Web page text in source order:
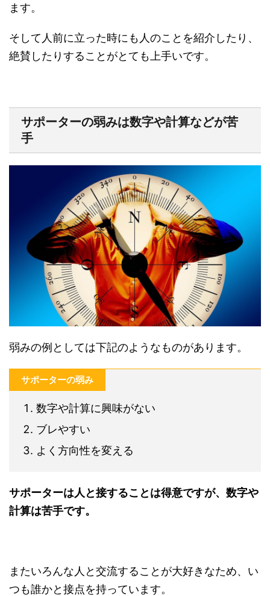
ます。
そして人前に立った時にも人のことを紹介したり、
絶賛したりすることがとても上手いです。
サポーターの弱みは数字や計算などが苦
手
弱みの例としては下記のようなものがあります。
サポーターの弱み
数字や計算に興味がない
ブレやすい
よく方向性を変える
サポーターは人と接することは得意ですが、数字や
計算は苦手です。
またいろんな人と交流することが大好きなため、い
つも誰かと接点を持っています。